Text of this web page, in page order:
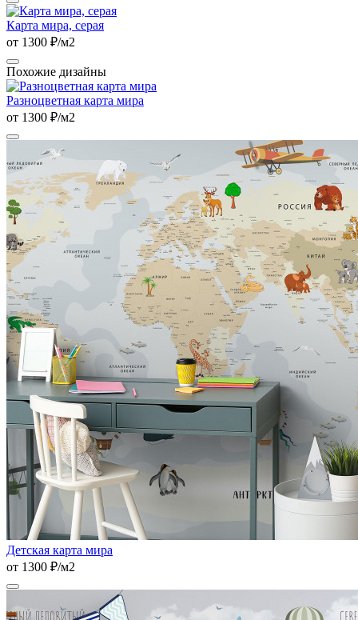
Карта мира, серая
от 1300 ₽/м2
Похожие дизайны
Разноцветная карта мира
от 1300 ₽/м2
Детская карта мира
от 1300 ₽/м2